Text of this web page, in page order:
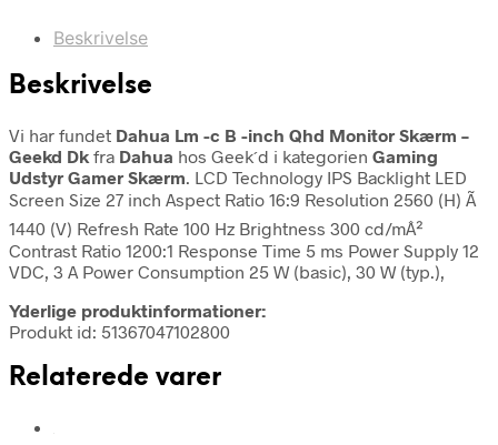
Beskrivelse
Beskrivelse
Vi har fundet Dahua Lm -c B -inch Qhd Monitor Skærm –
Geekd Dk fra Dahua hos Geek´d i kategorien Gaming
Udstyr Gamer Skærm. LCD Technology IPS Backlight LED
Screen Size 27 inch Aspect Ratio 16:9 Resolution 2560 (H) Ã
1440 (V) Refresh Rate 100 Hz Brightness 300 cd/mÂ²
Contrast Ratio 1200:1 Response Time 5 ms Power Supply 12
VDC, 3 A Power Consumption 25 W (basic), 30 W (typ.),
Yderlige produktinformationer:
Produkt id: 51367047102800
Relaterede varer